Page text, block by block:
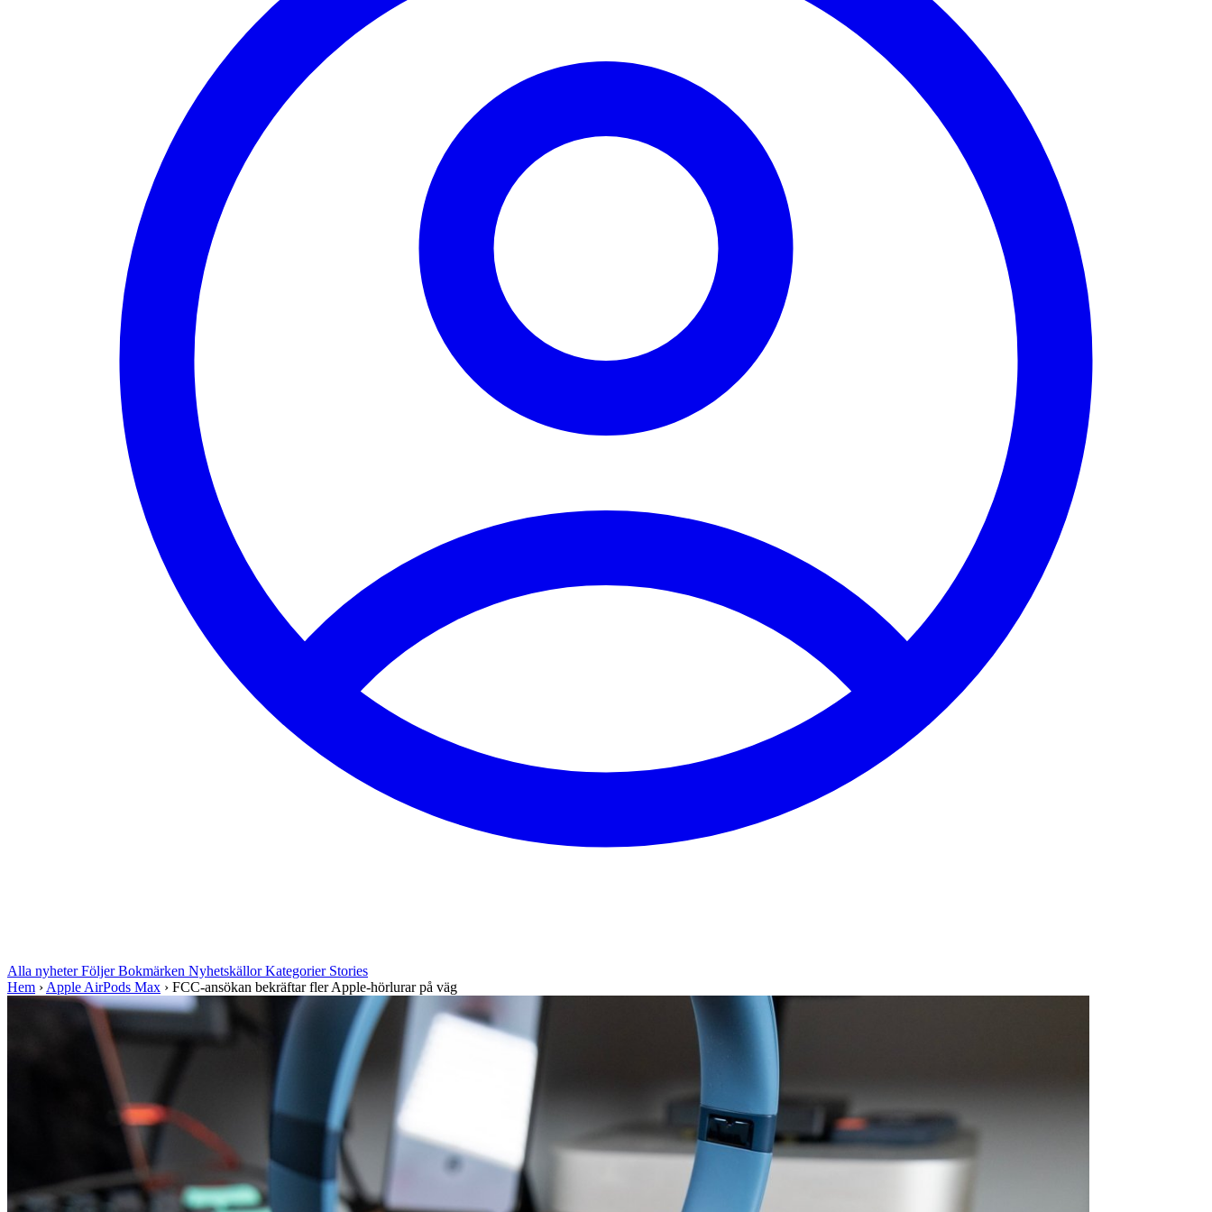
Alla nyheterFöljerBokmärken NyhetskällorKategorier Stories
Hem › Apple AirPods Max › FCC-ansökan bekräftar fler Apple-hörlurar på väg